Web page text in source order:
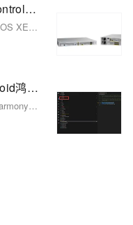
Cisco Catalyst 9800 Wireless Controller, IOS XE Release 17.17.1 ED - 思科无线控制器系统软件
Cisco Catalyst 9800 Wireless Controller, IOS XE Release 17.17.1 ED - 思科无线控制器系统软件
【01】噩梦终结flutter配安卓android鸿蒙harmonyOS 以及next调试环境配鸿蒙和ios真机调试环境-flutter项目安卓环境配置-gradle-agp-ndkVersion模拟器运行真机测试环境-本地环境搭建-如何快速搭建android本地运行环境-优雅草卓伊凡-很多人在这步就被难倒了
【01】噩梦终结flutter配安卓android鸿蒙harmonyOS 以及next调试环境配鸿蒙和ios真机调试环境-flutter项目安卓环境配置-gradle-agp-ndkVersion模拟器运行真机测试环境-本地环境搭建-如何快速搭建android本地运行环境-优雅草卓伊凡-很多人在这步就被难倒了